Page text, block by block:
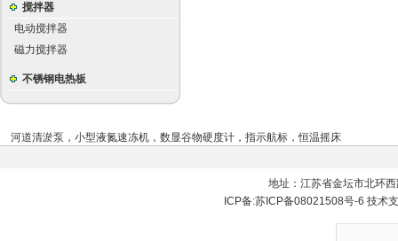
搅拌器
电动搅拌器
磁力搅拌器
不锈钢电热板
河道清淤泵 ， 小型液氮速冻机 ， 数显谷物硬度计 ， 指示航标 ，恒温摇床
地址：江苏省金坛市北环
ICP备:苏ICP备08021508号-6 技术